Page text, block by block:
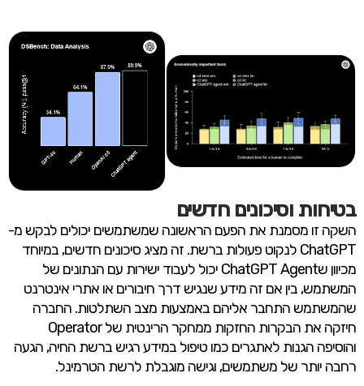
בטיחות וסיכונים חדשים
השקה זו מסמנת את הפעם הראשונה שמשתמשים יכולים לבקש מ-
ChatGPT לנקוט פעולות ברשת. זה מציג סיכונים חדשים, במיוחד
מכיוון שChatGPT Agent יכול לעבוד ישירות עם הנתונים של
המשתמש, בין אם זה מידע שנגיש דרך חיבורים או אתרי אינטרנט
שהמשתמש התחבר אליהם באמצעות מצב השתלטות. החברה
חיזקה את הבקרות החזקות ממחקר הרינטית של Operator
והוסיפה הגנות לאתגרים כמו טיפול במידע רגיש ברשת החיה, הגעה
רחבה יותר של משתמשים, וגישה מוגבלת לרשת הטרמינל.